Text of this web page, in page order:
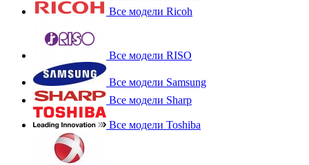
Все модели Ricoh
Все модели RISO
Все модели Samsung
Все модели Sharp
Все модели Toshiba